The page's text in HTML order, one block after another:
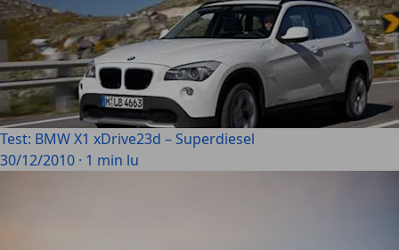
Test: BMW X1 xDrive23d – Superdiesel
30/12/2010 · 1 min lu